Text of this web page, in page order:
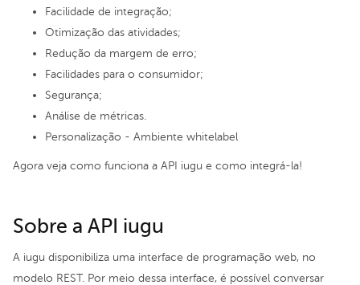
Facilidade de integração;
Otimização das atividades;
Redução da margem de erro;
Facilidades para o consumidor;
Segurança;
Análise de métricas.
Personalização - Ambiente whitelabel
Agora veja como funciona a API iugu e como integrá-la!
Sobre a API iugu
A iugu disponibiliza uma interface de programação web, no
modelo REST. Por meio dessa interface, é possível conversar